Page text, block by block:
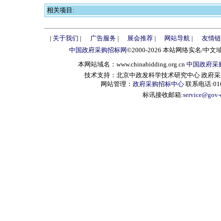
相关项目:
| 关于我们 | 广告服务| 展会推荐| 网站导航 |
友情
中国政府采购招标网©2000-2026 本站网络实名/中文
本网站域名：www.chinabidding.org.cn 中国政府采
技术支持：北京中政发科学技术研究中心 政府
网站管理： 政府采购招标中心 联系电话
标讯接收邮箱: